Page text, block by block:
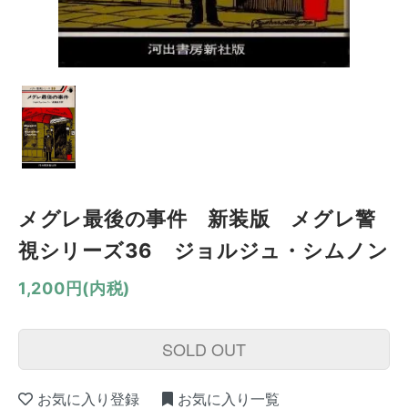
メグレ最後の事件 新装版 メグレ警
視シリーズ36 ジョルジュ・シムノン
1,200円(内税)
SOLD OUT
お気に入り登録 お気に入り一覧